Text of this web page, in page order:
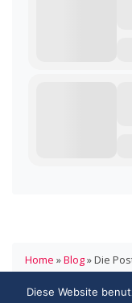
Home »Blog»Die
Diese Website